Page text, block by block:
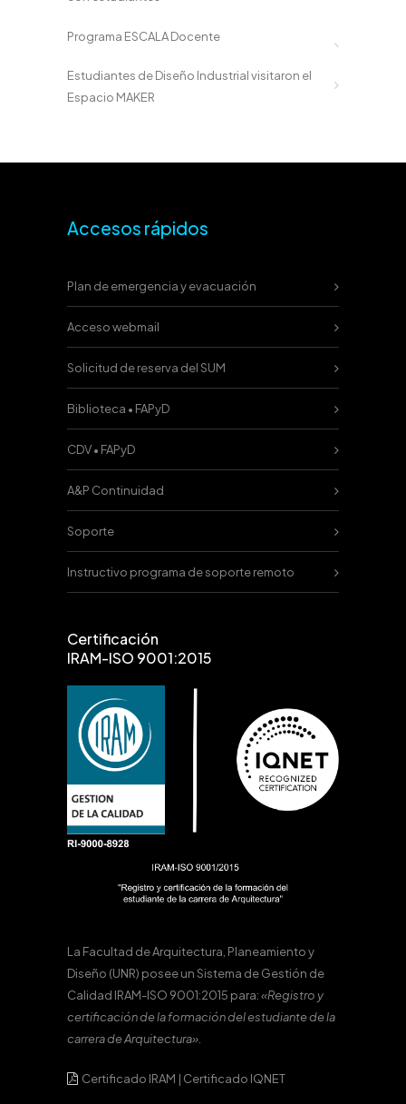
Programa ESCALA Docente
Estudiantes de Diseño Industrial visitaron el
Espacio MAKER
Accesos rápidos
Plan de emergencia y evacuación
Acceso webmail
Solicitud de reserva del SUM
Biblioteca • FAPyD
CDV • FAPyD
A&P Continuidad
Soporte
Instructivo programa de soporte remoto
Certificación
IRAM-ISO 9001:2015
La Facultad de Arquitectura, Planeamiento y
Diseño (UNR) posee un Sistema de Gestión de
Calidad IRAM-ISO 9001:2015 para:«Registro y
certificación de la formación del estudiante de la
carrera de Arquitectura».
Certificado IRAM | Certificado IQNET